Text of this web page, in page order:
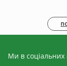
Ми в